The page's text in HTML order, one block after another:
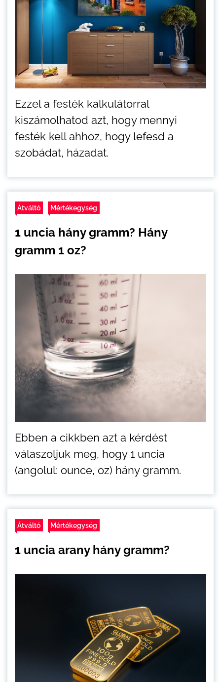
Ezzel a festék kalkulátorral
kiszámolhatod azt, hogy mennyi
festék kell ahhoz, hogy lefesd a
szobádat, házadat.
Átváltó Mértékegység
1 uncia hány gramm? Hány
gramm 1 oz?
Ebben a cikkben azt a kérdést
válaszoljuk meg, hogy 1 uncia
(angolul: ounce, oz) hány gramm.
Átváltó Mértékegység
1 uncia arany hány gramm?